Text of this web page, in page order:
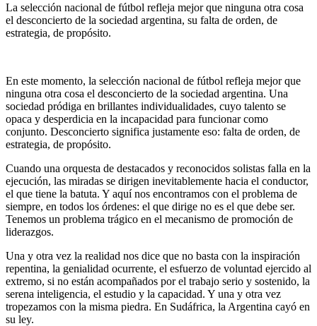
La selección nacional de fútbol refleja mejor que ninguna otra cosa
el desconcierto de la sociedad argentina, su falta de orden, de
estrategia, de propósito.
En este momento, la selección nacional de fútbol refleja mejor que
ninguna otra cosa el desconcierto de la sociedad argentina. Una
sociedad pródiga en brillantes individualidades, cuyo talento se
opaca y desperdicia en la incapacidad para funcionar como
conjunto. Desconcierto significa justamente eso: falta de orden, de
estrategia, de propósito.
Cuando una orquesta de destacados y reconocidos solistas falla en la
ejecución, las miradas se dirigen inevitablemente hacia el conductor,
el que tiene la batuta. Y aquí nos encontramos con el problema de
siempre, en todos los órdenes: el que dirige no es el que debe ser.
Tenemos un problema trágico en el mecanismo de promoción de
liderazgos.
Una y otra vez la realidad nos dice que no basta con la inspiración
repentina, la genialidad ocurrente, el esfuerzo de voluntad ejercido al
extremo, si no están acompañados por el trabajo serio y sostenido, la
serena inteligencia, el estudio y la capacidad. Y una y otra vez
tropezamos con la misma piedra. En Sudáfrica, la Argentina cayó en
su ley.